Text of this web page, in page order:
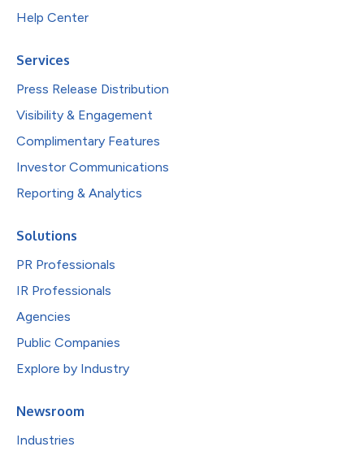
Help Center
Services
Press Release Distribution
Visibility & Engagement
Complimentary Features
Investor Communications
Reporting & Analytics
Solutions
PR Professionals
IR Professionals
Agencies
Public Companies
Explore by Industry
Newsroom
Industries